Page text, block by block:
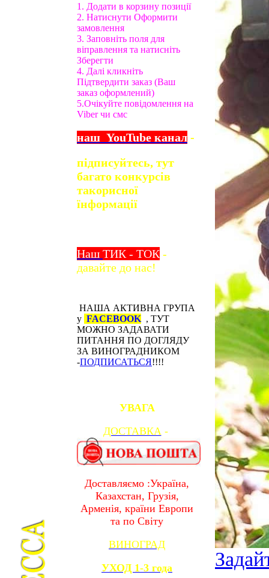
1. Додати в корзину позиції
2. Натиснути Оформити
замовлення
3. Заповніть поля для
віправлення та натисніть
Зберегти
4. Далі кликніть
Підтвердити заказ (Ваш
заказ оформлений)
5.Очікуйте повідомлення на
Viber чи смс
наш YouTube канал -
підписуйтесь, тут
багато конкурсів
такорисної
їнформації
Наш ТИК - ТОК -
давайте до нас!
НАША АКТИВНА ГРУПА
у FACEBOOK, ТУТ
МОЖНО ЗАДАВАТИ
ПИТАННЯ ПО ДОГЛЯДУ
ЗА ВИНОГРАДНИКОМ
-ПОДПИСАТЬСЯ!!!!
УВАГА
ДОСТАВКА-
Доставляємо :Україна,
Казахстан, Грузія,
Арменія, країни Европи
та по Світу
ВИНОГРАД
УХОД 1-3 года